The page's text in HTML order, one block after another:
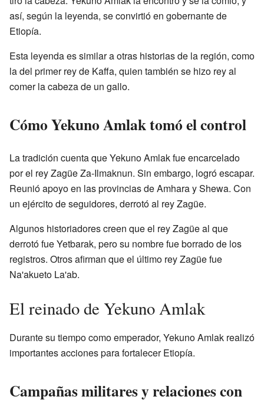
así, según la leyenda, se convirtió en gobernante de
Etiopía.
Esta leyenda es similar a otras historias de la región, como
la del primer rey de Kaffa, quien también se hizo rey al
comer la cabeza de un gallo.
Cómo Yekuno Amlak tomó el control
La tradición cuenta que Yekuno Amlak fue encarcelado
por el rey Zagüe Za-Ilmaknun. Sin embargo, logró escapar.
Reunió apoyo en las provincias de Amhara y Shewa. Con
un ejército de seguidores, derrotó al rey Zagüe.
Algunos historiadores creen que el rey Zagüe al que
derrotó fue Yetbarak, pero su nombre fue borrado de los
registros. Otros afirman que el último rey Zagüe fue
Na'akueto La'ab.
El reinado de Yekuno Amlak
Durante su tiempo como emperador, Yekuno Amlak realizó
importantes acciones para fortalecer Etiopía.
Campañas militares y relaciones con